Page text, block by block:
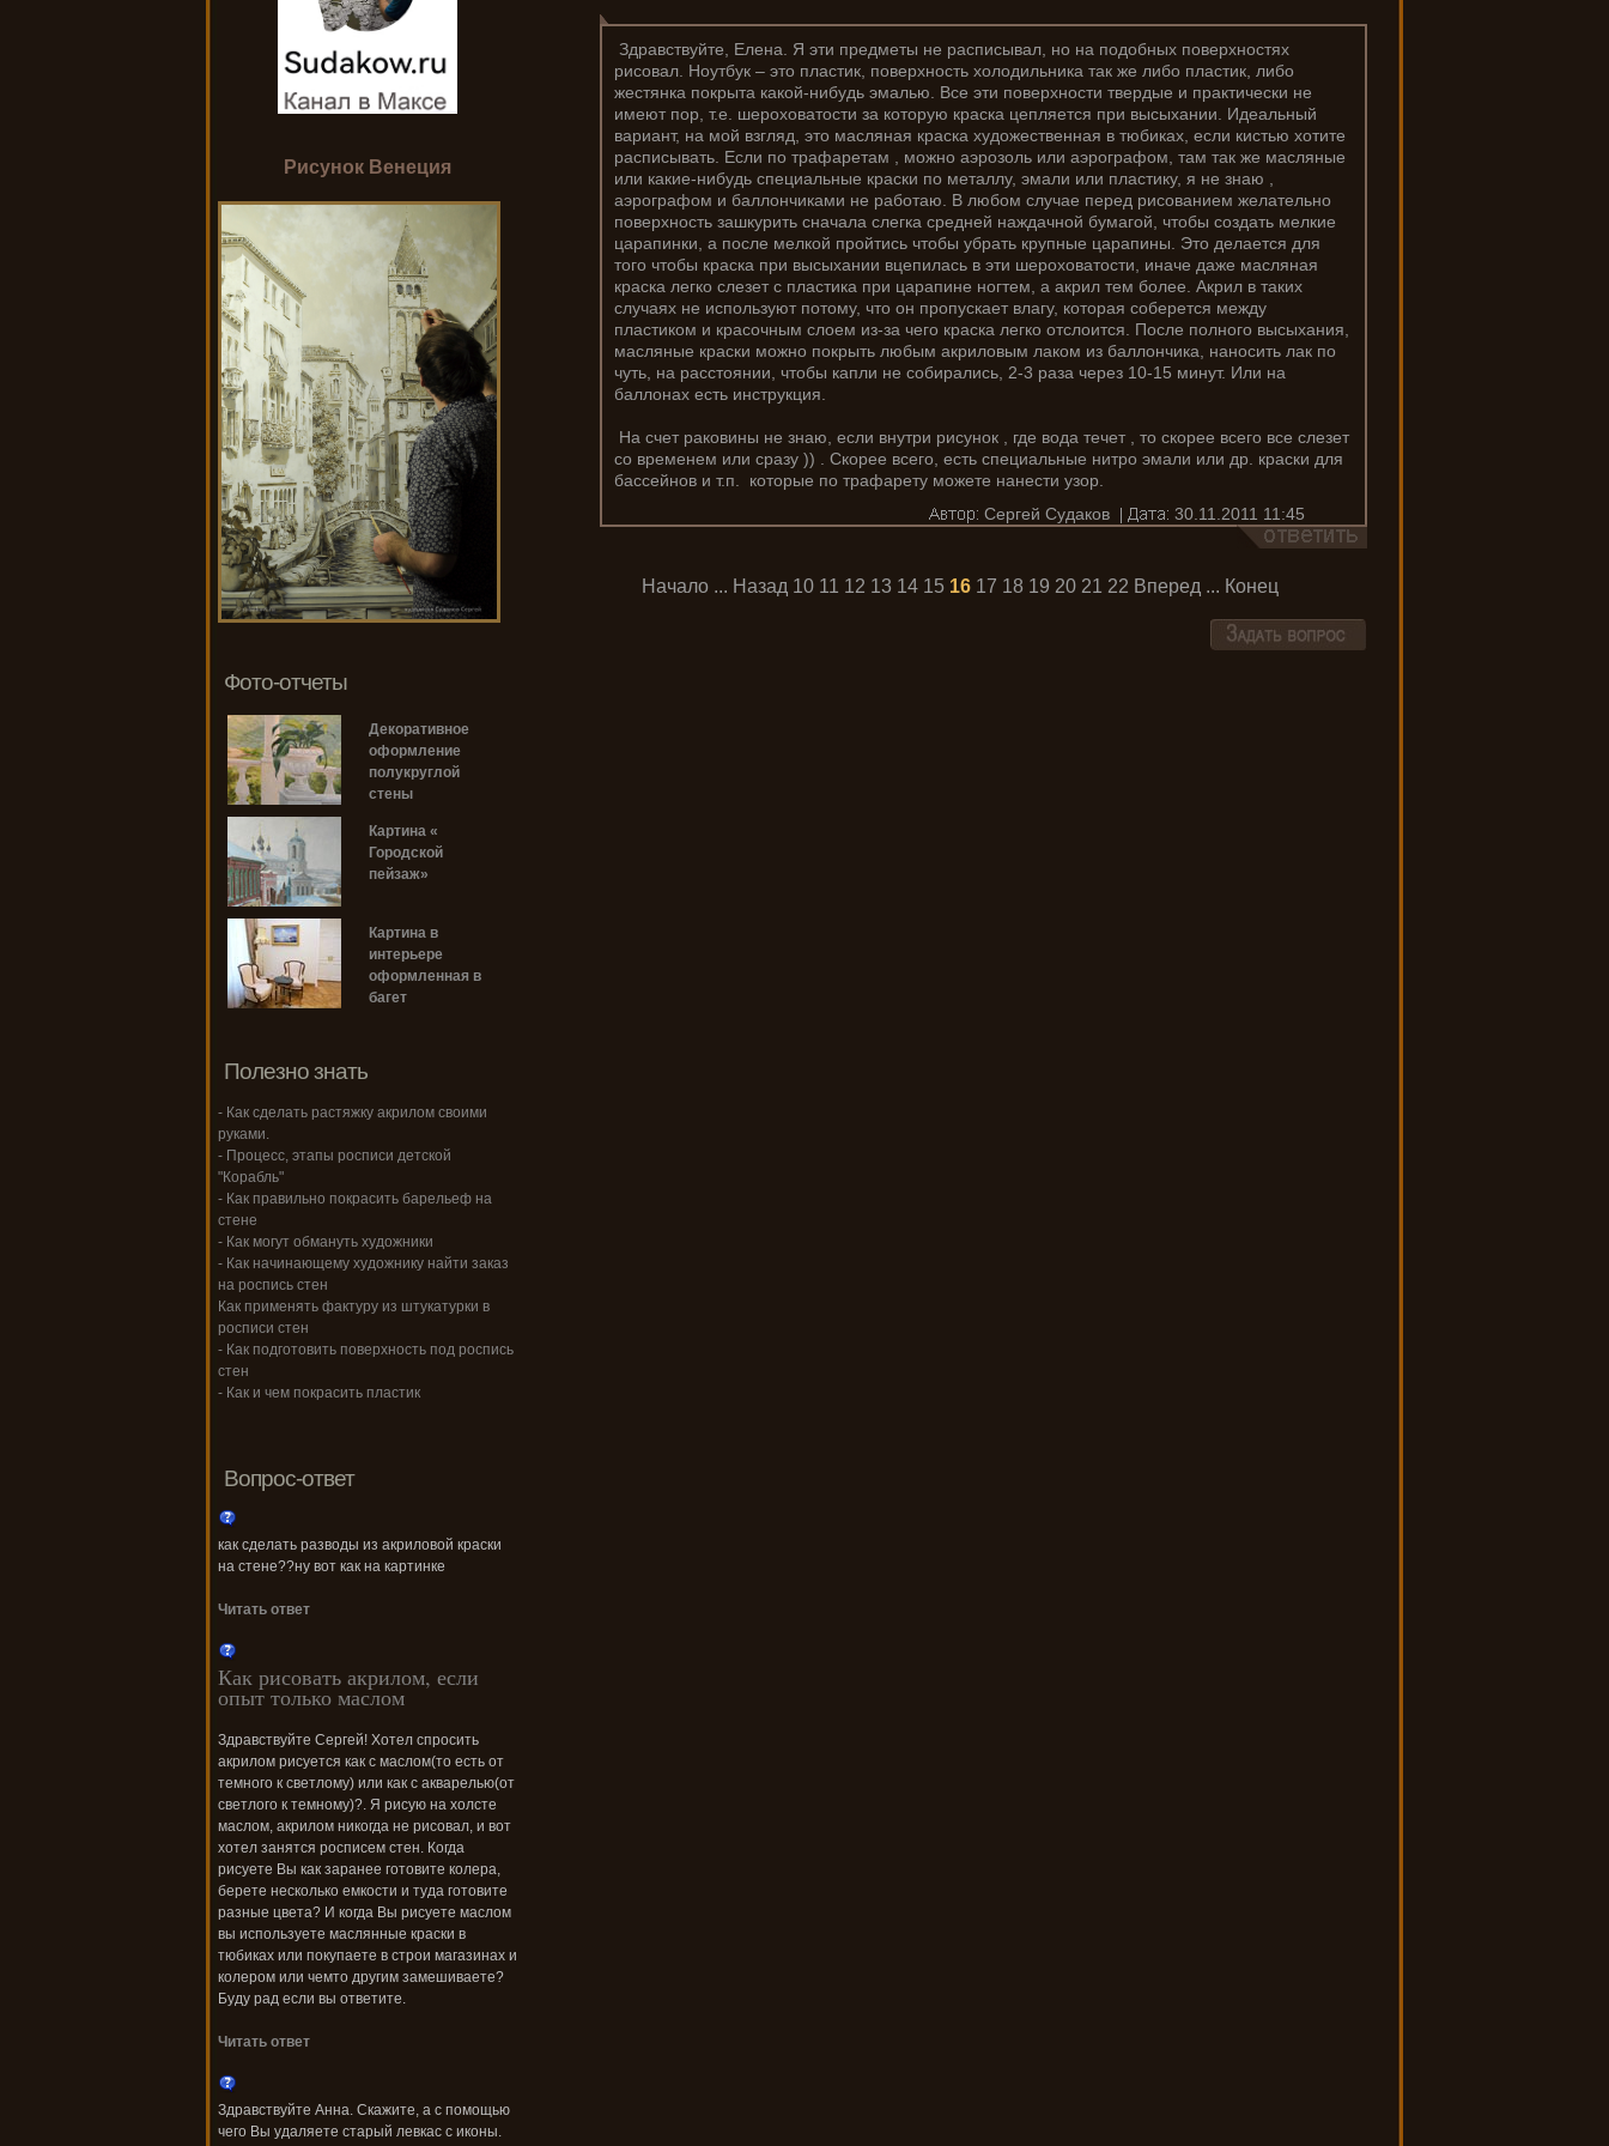
Здравствуйте, Елена. Я эти предметы не расписывал, но на подобных поверхностях
рисовал. Ноутбук – это пластик, поверхность холодильника так же либо пластик, либо
жестянка покрыта какой-нибудь эмалью. Все эти поверхности твердые и практически не
имеют пор, т.е. шероховатости за которую краска цепляется при высыхании. Идеальный
вариант, на мой взгляд, это масляная краска художественная в тюбиках, если кистью хотите
расписывать. Если по трафаретам , можно аэрозоль или аэрографом, там так же масляные
или какие-нибудь специальные краски по металлу, эмали или пластику, я не знаю ,
аэрографом и баллончиками не работаю. В любом случае перед рисованием желательно
поверхность зашкурить сначала слегка средней наждачной бумагой, чтобы создать мелкие
царапинки, а после мелкой пройтись чтобы убрать крупные царапины. Это делается для
того чтобы краска при высыхании вцепилась в эти шероховатости, иначе даже масляная
краска легко слезет с пластика при царапине ногтем, а акрил тем более. Акрил в таких
случаях не используют потому, что он пропускает влагу, которая соберется между
пластиком и красочным слоем из-за чего краска легко отслоится. После полного высыхания,
масляные краски можно покрыть любым акриловым лаком из баллончика, наносить лак по
чуть, на расстоянии, чтобы капли не собирались, 2-3 раза через 10-15 минут. Или на
баллонах есть инструкция.
На счет раковины не знаю, если внутри рисунок , где вода течет , то скорее всего все слезет
со временем или сразу )) . Скорее всего, есть специальные нитро эмали или др. краски для
бассейнов и т.п. которые по трафарету можете нанести узор.
Сергей Судаков
30.11.2011 11:45
Начало ... Назад 10 11 12 13 14 15 16 17 18 19 20 21 22 Вперед ... Конец
Рисунок Венеция
Фото-отчеты
Декоративное
оформление
полукруглой
стены
Картина «
Городской
пейзаж»
Картина в
интерьере
оформленная в
багет
Полезно знать
- Как сделать растяжку акрилом своими
руками.
- Процесс, этапы росписи детской
"Корабль"
- Как правильно покрасить барельеф на
стене
- Как могут обмануть художники
- Как начинающему художнику найти заказ
на роспись стен
Как применять фактуру из штукатурки в
росписи стен
- Как подготовить поверхность под роспись
стен
- Как и чем покрасить пластик
Вопрос-ответ
как сделать разводы из акриловой краски
на стене??ну вот как на картинке
Читать ответ
Как рисовать акрилом, если
опыт только маслом
Здравствуйте Сергей! Хотел спросить
акрилом рисуется как с маслом(то есть от
темного к светлому) или как с акварелью(от
светлого к темному)?. Я рисую на холсте
маслом, акрилом никогда не рисовал, и вот
хотел занятся росписем стен. Когда
рисуете Вы как заранее готовите колера,
берете несколько емкости и туда готовите
разные цвета? И когда Вы рисуете маслом
вы используете маслянные краски в
тюбиках или покупаете в строи магазинах и
колером или чемто другим замешиваете?
Буду рад если вы ответите.
Читать ответ
Здравствуйте Анна. Скажите, а с помощью
чего Вы удаляете старый левкас с иконы.